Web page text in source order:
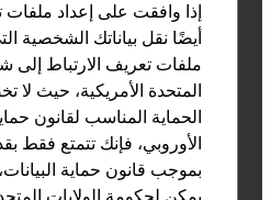
WITTGENSTEIN MAUD
JOSEFINA AUGUSTE
إذا وافقت على إعداد ملفات
أيضًا نقل بياناتك الشخصية
ملفات تعريف الارتباط إلى
المتحدة الأمريكية، حيث لا
الحماية المناسب لقانون
الأوروبي، فإنك تتمتع فقط
بموجب قانون حماية